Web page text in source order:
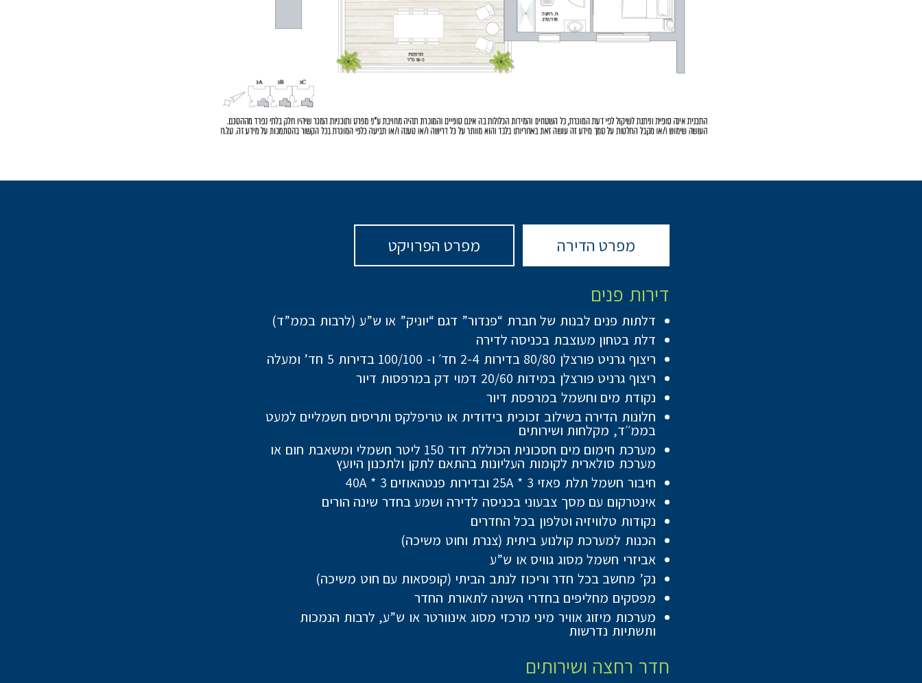
מפרט הדירה מפרט הפרויקט
דירות פנים
דלתות פנים לבנות של חברת “פנדור” דגם “יוניק” או ש”ע (לרבות בממ”ד)
דלת בטחון מעוצבת בכניסה לדירה
ריצוף גרניט פורצלן 80/80 בדירות 2-4 חד׳ ו- 100/100 בדירות 5 חד’ ומעלה
ריצוף גרניט פורצלן במידות 20/60 דמוי דק במרפסות דיור
נקודת מים וחשמל במרפסת דיור
חלונות הדירה בשילוב זכוכית בידודית או טריפלקס ותריסים חשמליים למעט
בממ׳׳ד, מקלחות ושירותים
מערכת חימום מים חסכונית הכוללת דוד 150 ליטר חשמלי ומשאבת חום או
מערכת סולארית לקומות העליונות בהתאם לתקן ולתכנון היועץ
חיבור חשמל תלת פאזי 25A * 3 ובדירות פנטהאוזים 40A * 3
אינטרקום עם מסך צבעוני בכניסה לדירה ושמע בחדר שינה הורים
נקודות טלוויזיה וטלפון בכל החדרים
הכנות למערכת קולנוע ביתית (צנרת וחוט משיכה)
אביזרי חשמל מסוג גוויס או ש”ע
נק’ מחשב בכל חדר וריכוז לנתב הביתי (קופסאות עם חוט משיכה)
מפסקים מחליפים בחדרי השינה לתאורת החדר
מערכות מיזוג אוויר מיני מרכזי מסוג אינוורטר או ש”ע, לרבות הנמכות
ותשתיות נדרשות
חדר רחצה ושירותים